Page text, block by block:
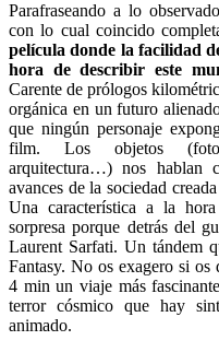
Parafraseando a lo
con lo cual coincido
película donde la facilidad
hora de describir este
Carente de prólogos
orgánica en un futuro
que ningún personaje
film. Los objetos
arquitectura…) nos hablan
avances de la sociedad
Una característica a la
sorpresa porque detrás del
Laurent Sarfati. Un tándem
Fantasy. No os exagero si os
4 min un viaje más
terror cósmico que hay
animado.